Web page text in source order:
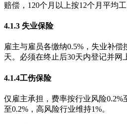
赔偿，120个月以上按12个月平均工
4.1.3 失业保险
雇主与雇员各缴纳0.5%，失业补
天。必须在终止后30天内登记并网
4.1.4工伤保险
仅雇主承担，费率按行业风险
至0.2%，高风险行业维持1%。